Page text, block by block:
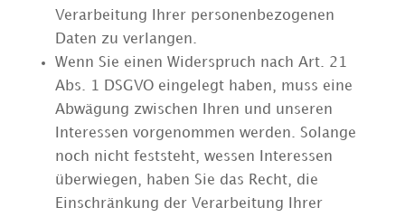
Verarbeitung Ihrer personenbezogenen
Daten zu verlangen.
Wenn Sie einen Widerspruch nach Art. 21
Abs. 1 DSGVO eingelegt haben, muss eine
Abwägung zwischen Ihren und unseren
Interessen vorgenommen werden. Solange
noch nicht feststeht, wessen Interessen
überwiegen, haben Sie das Recht, die
Einschränkung der Verarbeitung Ihrer